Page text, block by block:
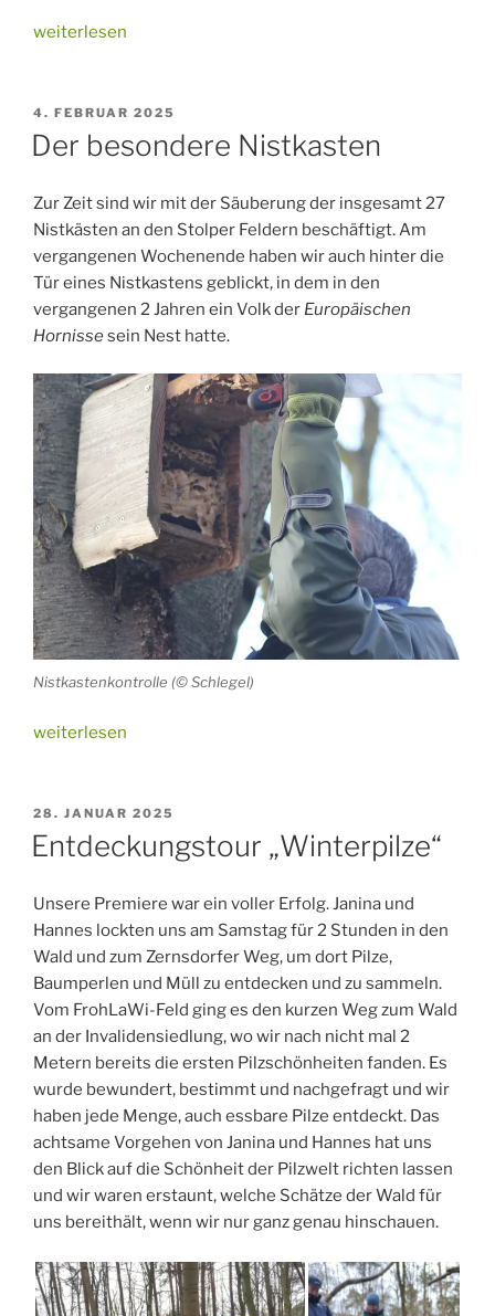
„Pechpfuhlprojekt:
weiterlesen
VERÖFFENTLICHT
AM
4. FEBRUAR 2025
Der besondere Nistkasten
Zur Zeit sind wir mit der Säuberung der insgesamt 27
Nistkästen an den Stolper Feldern beschäftigt. Am
vergangenen Wochenende haben wir auch hinter die
Tür eines Nistkastens geblickt, in dem in den
vergangenen 2 Jahren ein Volk der Europäischen
Hornissesein Nest hatte.
Nistkastenkontrolle (© Schlegel)
„Der
weiterlesen
VERÖFFENTLICHT
AM
28. JANUAR 2025
Entdeckungstour „Winterpilze“
Unsere Premiere war ein voller Erfolg. Janina und
Hannes lockten uns am Samstag für 2 Stunden in den
Wald und zum Zernsdorfer Weg, um dort Pilze,
Baumperlen und Müll zu entdecken und zu sammeln.
Vom FrohLaWi-Feld ging es den kurzen Weg zum Wald
an der Invalidensiedlung, wo wir nach nicht mal 2
Metern bereits die ersten Pilzschönheiten fanden. Es
wurde bewundert, bestimmt und nachgefragt und wir
haben jede Menge, auch essbare Pilze entdeckt. Das
achtsame Vorgehen von Janina und Hannes hat uns
den Blick auf die Schönheit der Pilzwelt richten lassen
und wir waren erstaunt, welche Schätze der Wald für
uns bereithält, wenn wir nur ganz genau hinschauen.